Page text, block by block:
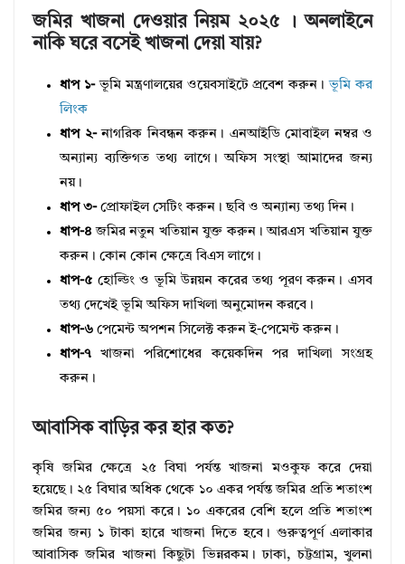
জমির খাজনা দেওয়ার নিয়ম ২০২৫ । অনলাইনে
নাকি ঘরে বসেই খাজনা দেয়া যায়?
ধাপ ১-ভূমি মন্ত্রণালয়ের ওয়েবসাইটে প্রবেশ করুন।ভূমি কর
লিংক
ধাপ ২-নাগরিক নিবন্ধন করুন। এনআইডি মোবাইল নম্বর ও
অন্যান্য ব্যক্তিগত তথ্য লাগে। অফিস সংস্থা আমাদের জন্য
নয়।
ধাপ ৩-প্রোফাইল সেটিং করুন। ছবি ও অন্যান্য তথ্য দিন।
ধাপ-৪জমির নতুন খতিয়ান যুক্ত করুন। আরএস খতিয়ান যুক্ত
করুন। কোন কোন ক্ষেত্রে বিএস লাগে।
ধাপ-৫ হোল্ডিং ও ভূমি উন্নয়ন করের তথ্য পূরণ করুন। এসব
তথ্য দেখেই ভূমি অফিস দাখিলা অনুমোদন করবে।
ধাপ-৬ পেমেন্ট অপশন সিলেক্ট করুন ই-পেমেন্ট করুন।
ধাপ-৭ খাজনা পরিশোধের কয়েকদিন পর দাখিলা সংগ্রহ
করুন।
আবাসিক বাড়ির কর হার কত?
কৃষি জমির ক্ষেত্রে ২৫ বিঘা পর্যন্ত খাজনা মওকুফ করে দেয়া
হয়েছে। ২৫ বিঘার অধিক থেকে ১০ একর পর্যন্ত জমির প্রতি শতাংশ
জমির জন্য ৫০ পয়সা করে। ১০ একরের বেশি হলে প্রতি শতাংশ
জমির জন্য ১ টাকা হারে খাজনা দিতে হবে। গুরুত্বপূর্ণ এলাকার
আবাসিক জমির খাজনা কিছুটা ভিন্নরকম। ঢাকা, চট্টগ্রাম, খুলনা